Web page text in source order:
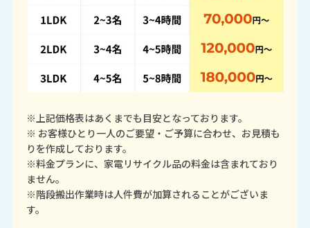
※上記価格表はあくまでも目安となっております。
※ お客様ひとり一人のご要望・ご予算に合わせ、お見積も
りを作成しております。
※料金プランに、家電リサイクル品の料金は含まれており
ません。
※階段搬出作業時は人件費が加算されることがございま
す。